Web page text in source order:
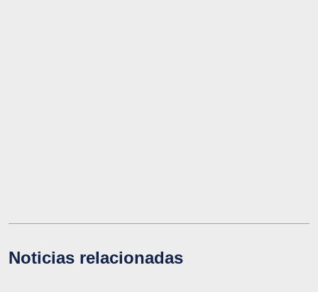
Noticias relacionadas